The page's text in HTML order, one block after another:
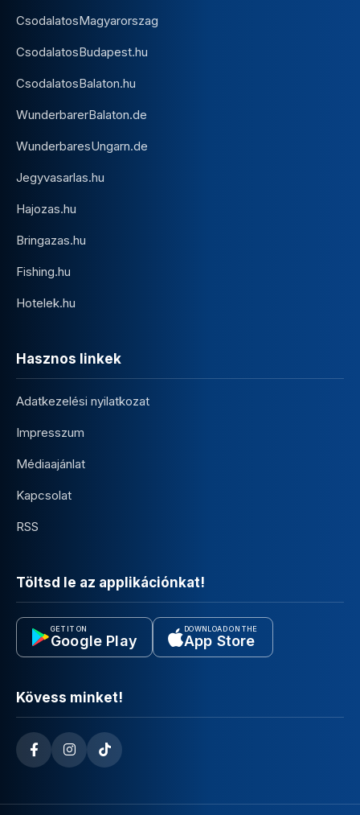
CsodalatosMagyarorszag
CsodalatosBudapest.hu
CsodalatosBalaton.hu
WunderbarerBalaton.de
WunderbaresUngarn.de
Jegyvasarlas.hu
Hajozas.hu
Bringazas.hu
Fishing.hu
Hotelek.hu
Hasznos linkek
Adatkezelési nyilatkozat
Impresszum
Médiaajánlat
Kapcsolat
RSS
Töltsd le az applikációnkat!
GET IT ON
Google Play
DOWNLOAD ON THE
App Store
Kövess minket!